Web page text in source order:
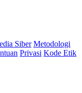
Siber Metodologi
Privasi Kode Etik